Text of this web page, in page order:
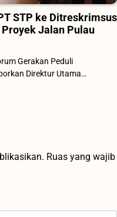
STP ke Ditreskrimsus
Jalan Pulau
Gerakan Peduli
Direktur Utama…
Ruas yang wajib